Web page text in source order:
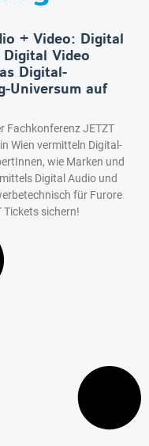
+ Video: Digital
Video
Digital-
Universum auf
Fachkonferenz JETZT
Wien vermitteln Digital-
wie Marken und
Digital Audio und
für Furore
Tickets sichern!